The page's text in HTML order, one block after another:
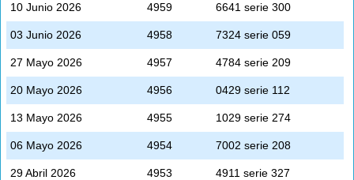
10 Junio 2026 4959 6641 serie 300
03 Junio 2026 4958 7324 serie 059
27 Mayo 2026 4957 4784 serie 209
20 Mayo 2026 4956 0429 serie 112
13 Mayo 2026 4955 1029 serie 274
06 Mayo 2026 4954 7002 serie 208
29 Abril 2026 4953 4911 serie 327